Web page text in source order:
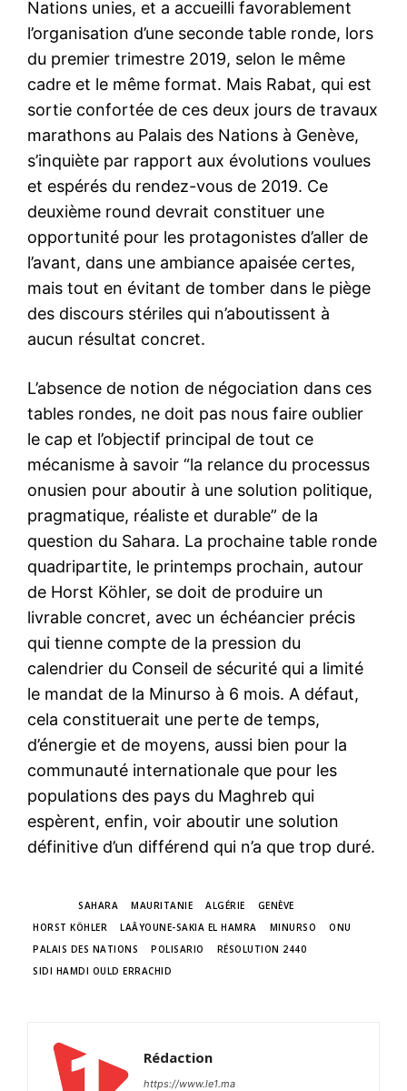
Nations unies, et a accueilli favorablement
l’organisation d’une seconde table ronde, lors
du premier trimestre 2019, selon le même
cadre et le même format. Mais Rabat, qui est
sortie confortée de ces deux jours de travaux
marathons au Palais des Nations à Genève,
s’inquiète par rapport aux évolutions voulues
et espérés du rendez-vous de 2019. Ce
deuxième round devrait constituer une
opportunité pour les protagonistes d’aller de
l’avant, dans une ambiance apaisée certes,
mais tout en évitant de tomber dans le piège
des discours stériles qui n’aboutissent à
aucun résultat concret.
L’absence de notion de négociation dans ces
tables rondes, ne doit pas nous faire oublier
le cap et l’objectif principal de tout ce
mécanisme à savoir “la relance du processus
onusien pour aboutir à une solution politique,
pragmatique, réaliste et durable” de la
question du Sahara. La prochaine table ronde
quadripartite, le printemps prochain, autour
de Horst Köhler, se doit de produire un
livrable concret, avec un échéancier précis
qui tienne compte de la pression du
calendrier du Conseil de sécurité qui a limité
le mandat de la Minurso à 6 mois. A défaut,
cela constituerait une perte de temps,
d’énergie et de moyens, aussi bien pour la
communauté internationale que pour les
populations des pays du Maghreb qui
espèrent, enfin, voir aboutir une solution
définitive d’un différend qui n’a que trop duré.
SAHARA MAURITANIE ALGÉRIE
GENÈVE
HORST KÖHLER
LAÂYOUNE-SAKIA EL HAMRA MINURSO
ONU
PALAIS DES NATIONS
POLISARIO
RÉSOLUTION 2440
SIDI HAMDI OULD ERRACHID
Rédaction
https://www.le1.ma